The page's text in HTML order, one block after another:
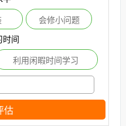
会修小问题
时间
利用闲暇时间学习
估